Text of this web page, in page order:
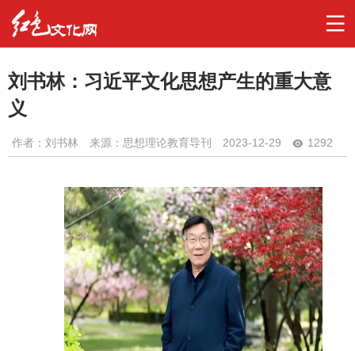
刘书林：习近平文化思想产生的重大意
义
作者： 刘书林 来源：思想理论教育导刊 2023-12-29 1292